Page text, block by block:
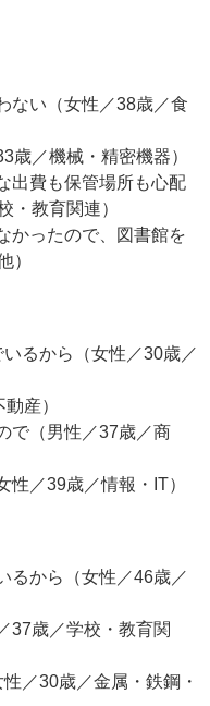
ない（女性／38歳／食
歳／機械・精密機器）
出費も保管場所も心配
・教育関連）
かったので、図書館を
）
るから（女性／30歳／
産）
で（男性／37歳／商
性／39歳／情報・IT）
るから（女性／46歳／
37歳／学校・教育関
／30歳／金属・鉄鋼・